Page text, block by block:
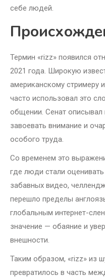
себе людей.
Термин «rizz» появился
2021 года. Широкую
американскому стримеру
часто использовал это
общении. Сенат описывал
завоевать внимание и
особого труда.
Со временем это
где люди стали
забавных видео,
перешло пределы
глобальным интернет-
значение — обаяние и
внешности.
Таким образом, «rizz» из
превратилось в часть